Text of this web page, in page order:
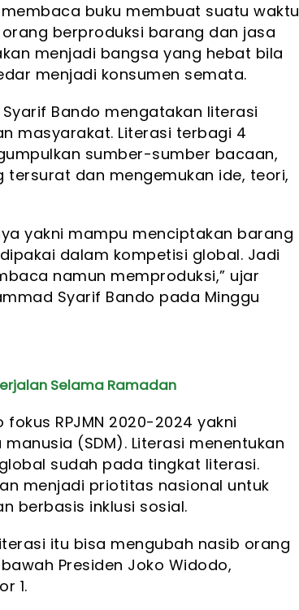
buku membuat suatu waktu
berproduksi barang dan jasa
menjadi bangsa yang hebat bila
menjadi konsumen semata.
Bando mengatakan literasi
masyarakat. Literasi terbagi 4
sumber-sumber bacaan,
dan mengemukan ide, teori,
yakni mampu menciptakan barang
dalam kompetisi global. Jadi
namun memproduksi,” ujar
Syarif Bando pada Minggu
Selama Ramadan
RPJMN 2020-2024 yakni
(SDM). Literasi menentukan
sudah pada tingkat literasi.
menjadi priotitas nasional untuk
berbasis inklusi sosial.
itu bisa mengubah nasib orang
Presiden Joko Widodo,
1.